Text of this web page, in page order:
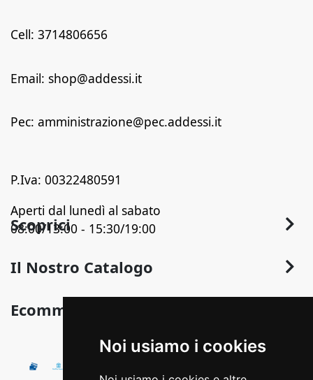
Noi usiamo i cookies
Cell: 3714806656
Email: shop@addessi.it
Pec: amministrazione@pec.addessi.it
P.Iva: 00322480591
Aperti dal lunedì al sabato
08:00/13:00 - 15:30/19:00
Scoprici
Chi Siamo
Termini e Privacy
Detrazioni fiscali
Il Nostro Catalogo
Pavimentazione
Illuminazione
Ecommerce
Condizioni Generali di Vendita
Pagamenti Disponibili